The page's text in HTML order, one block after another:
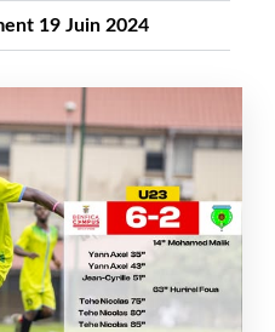
19 Juin 2024